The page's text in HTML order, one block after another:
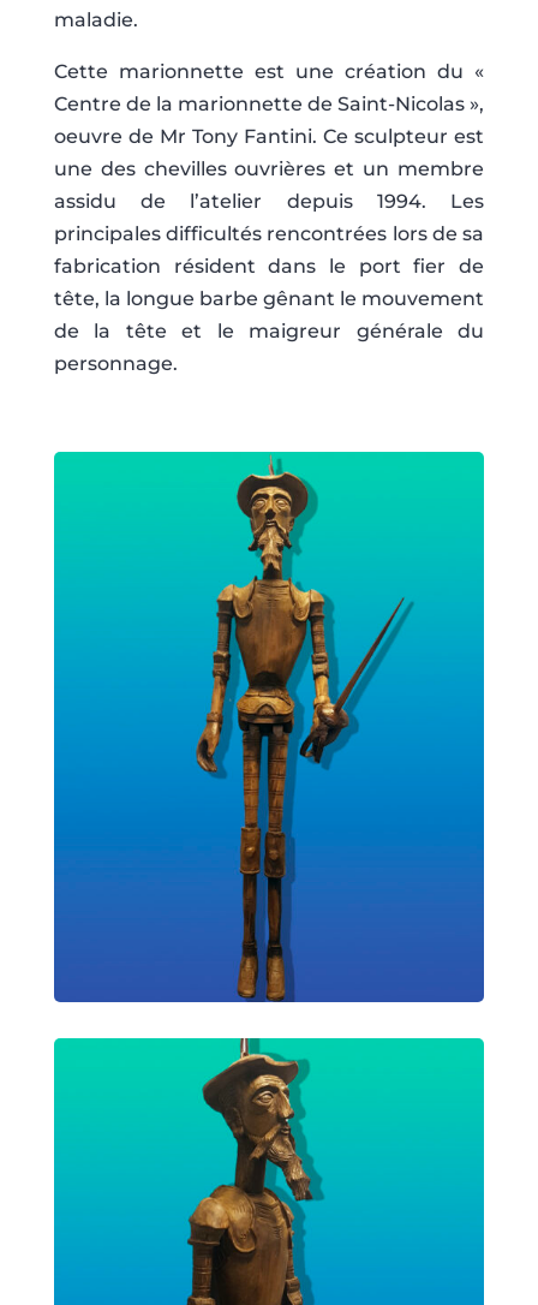
maladie.
Cette marionnette est une création du «
Centre de la marionnette de Saint-Nicolas »,
oeuvre de Mr Tony Fantini. Ce sculpteur est
une des chevilles ouvrières et un membre
assidu de l’atelier depuis 1994. Les
principales difficultés rencontrées lors de sa
fabrication résident dans le port fier de
tête, la longue barbe gênant le mouvement
de la tête et le maigreur générale du
personnage.